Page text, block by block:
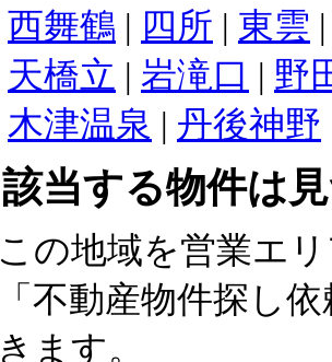
西舞鶴 | 四所 | 東雲
天橋立 | 岩滝口 | 野
木津温泉 | 丹後神野
該当する物件は
この地域を営業エ
「不動産物件探し
きます。